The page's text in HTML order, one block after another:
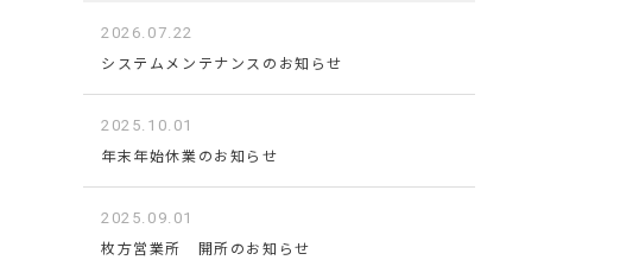
2026.07.22
システムメンテナンスのお知らせ
2025.10.01
年末年始休業のお知らせ
2025.09.01
枚方営業所 開所のお知らせ